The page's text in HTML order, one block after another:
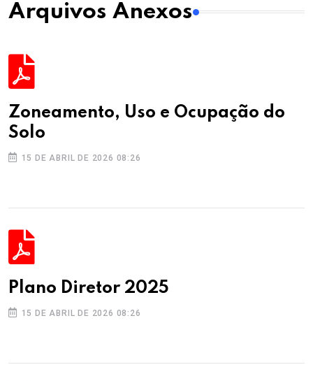
Arquivos Anexos
Zoneamento, Uso e Ocupação do
Solo
15 DE ABRIL DE 2026 08:26
Plano Diretor 2025
15 DE ABRIL DE 2026 08:26